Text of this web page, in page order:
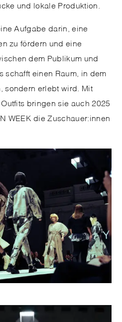
und lokale Produktion.
Aufgabe darin, eine
zu fördern und eine
dem Publikum und
schafft einen Raum, in dem
sondern erlebt wird. Mit
bringen sie auch 2025
WEEK die Zuschauer:innen